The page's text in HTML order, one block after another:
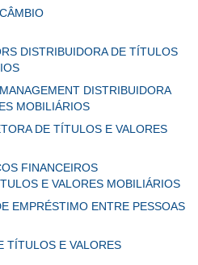
DISTRIBUIDORA DE TÍTULOS
DISTRIBUIDORA
MOBILIÁRIOS
DE TÍTULOS E VALORES
FINANCEIROS
E VALORES MOBILIÁRIOS
EMPRÉSTIMO ENTRE PESSOAS
TÍTULOS E VALORES